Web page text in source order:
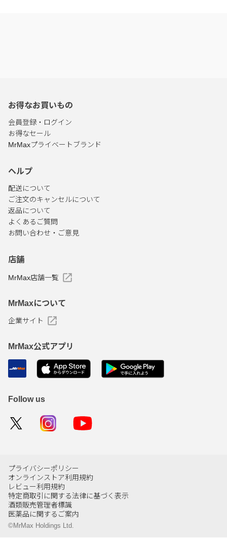
お得なお買いもの
会員登録・ログイン
お得なセール
MrMaxプライベートブランド
ヘルプ
配送について
ご注文のキャンセルについて
返品について
よくあるご質問
お問い合わせ・ご意見
店舗
MrMax店舗一覧
MrMaxについて
企業サイト
MrMax公式アプリ
Follow us
プライバシーポリシー
オンラインストア利用規約
レビュー利用規約
特定商取引に関する法律に基づく表示
酒類販売管理者標識
医薬品に関するご案内
©MrMax Holdings Ltd.